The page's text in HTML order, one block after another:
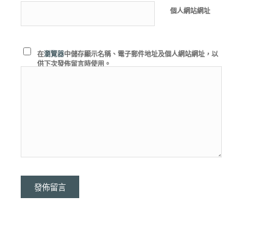
個人網站網址
在瀏覽器中儲存顯示名稱、電子郵件地址及個人網站網址，以
供下次發佈留言時使用。